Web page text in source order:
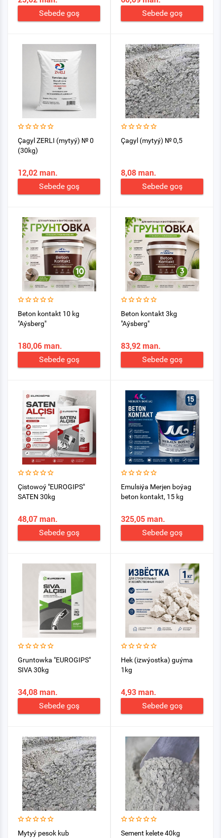
Sebede goş
Sebede goş
Çagyl ZERLI (mytyý) № 0
(30kg)
12,02 man.
Sebede goş
Çagyl (mytyý) № 0,5
8,08 man.
Sebede goş
Beton kontakt 10 kg
"Aýsberg"
180,06 man.
Sebede goş
Beton kontakt 3kg
"Aýsberg"
83,92 man.
Sebede goş
Çistowoý "EUROGIPS"
SATEN 30kg
48,07 man.
Sebede goş
Emulsiýa Merjen boýag
beton kontakt, 15 kg
325,05 man.
Sebede goş
Gruntowka "EUROGIPS"
SIVA 30kg
34,08 man.
Sebede goş
Hek (izwýostka) guýma
1kg
4,93 man.
Sebede goş
Mytyý pesok kub Sement kelete 40kg